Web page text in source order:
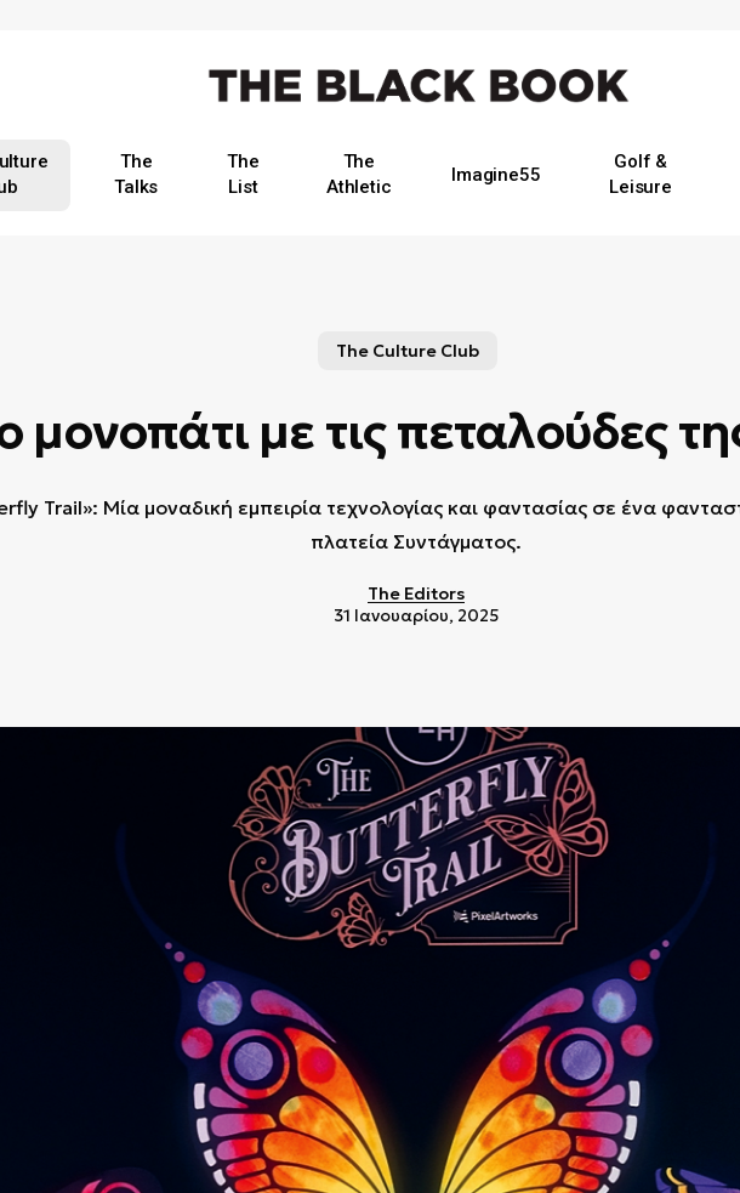
The
Talks
The
List
The
Athletic
Imagine55
Golf &
Leisure
The Culture Club
μονοπάτι με τις πεταλούδες
Trail»: Μία μοναδική εμπειρία τεχνολογίας και φαντασίας σε ένα
πλατεία Συντάγματος.
The Editors
31 Ιανουαρίου, 2025